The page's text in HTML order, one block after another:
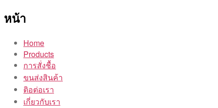
หน้า
Home
Products
การสั่งชื้อ
ขนส่งสินค้า
ติอต่อเรา
เกี่ยวกับเรา